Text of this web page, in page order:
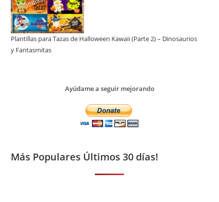
Plantillas para Tazas de Halloween Kawaii (Parte 2) – Dinosaurios
y Fantasmitas
Ayúdame a seguir mejorando
Más Populares Últimos 30 días!